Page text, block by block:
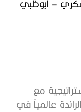
– أبوظبي
مع
عالمياً في